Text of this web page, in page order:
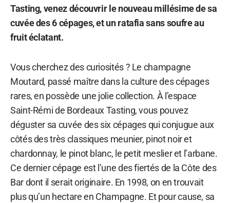
Tasting, venez découvrir le nouveau millésime de sa
cuvée des 6 cépages, et un ratafia sans soufre au
fruit éclatant.
Vous cherchez des curiosités ? Le champagne
Moutard, passé maître dans la culture des cépages
rares, en possède une jolie collection. À l’espace
Saint-Rémi de Bordeaux Tasting, vous pouvez
déguster sa cuvée des six cépages qui conjugue aux
côtés des très classiques meunier, pinot noir et
chardonnay, le pinot blanc, le petit meslier et l’arbane.
Ce dernier cépage est l’une des fiertés de la Côte des
Bar dont il serait originaire. En 1998, on en trouvait
plus qu’un hectare en Champagne. Et pour cause, sa